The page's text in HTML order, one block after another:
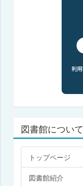
図書館について
トップページ
図書館紹介